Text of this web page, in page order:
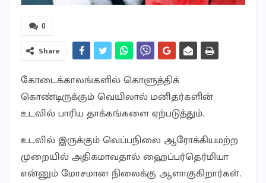
0
Share
கோடைக்காலங்களில் கொளுத்திக்
கொண்டிருக்கும் வெயிலால் மனிதர்களின்
உடலில் பாரிய தாக்கங்களை ஏற்படுத்தும்.
உடலில் இருக்கும் வெப்பநிலை ஆரோக்கியமற்ற
முறையில் அதிகமாவதால் ஹைப்பர்தெர்மியா
என்னும் மோசமான நிலைக்கு ஆளாகுகிறார்கள்.